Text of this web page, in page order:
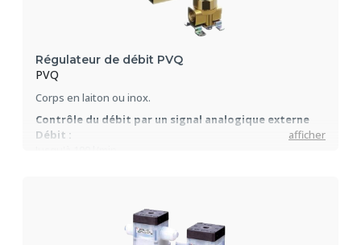
Régulateur de débit PVQ
PVQ
Corps en laiton ou inox.
Contrôle du débit par un signal analogique externe
Débit :
afficher